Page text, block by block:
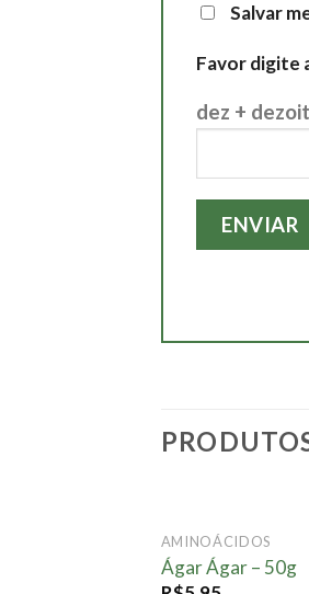
Salvar
Favor digite
dez +
AMINOÁCIDOS
Ágar Ágar – 50g